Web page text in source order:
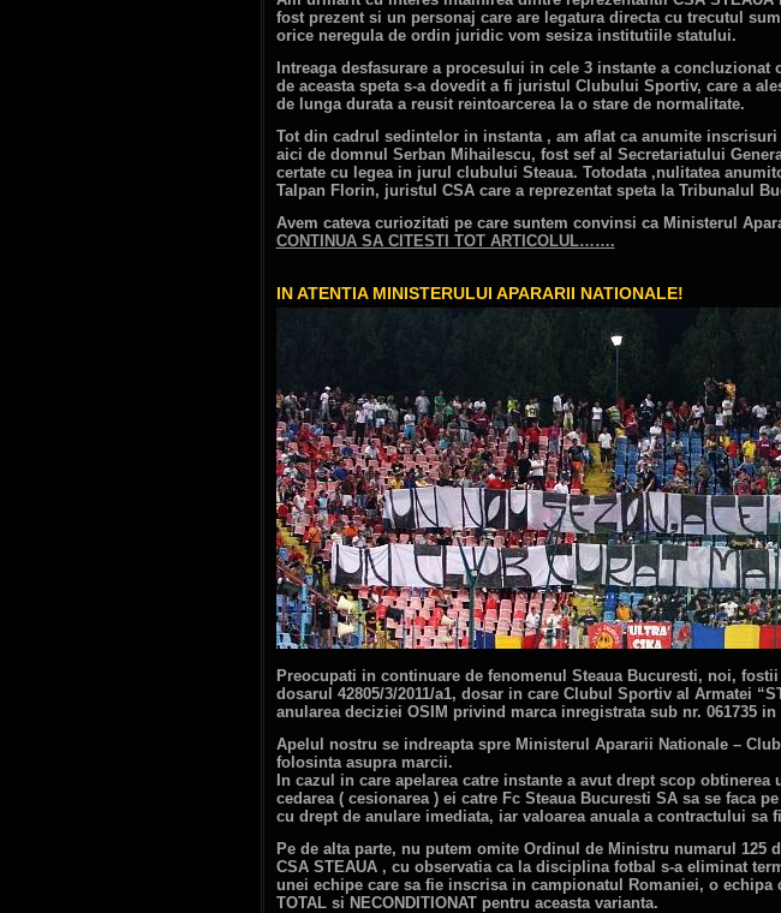
fost prezent si un personaj care are legatura directa cu trecutul
orice neregula de ordin juridic vom sesiza institutiile statului.
Intreaga desfasurare a procesului in cele 3 instante a
de aceasta speta s-a dovedit a fi juristul Clubului Sportiv, care a
de lunga durata a reusit reintoarcerea la o stare de normalitate.
Tot din cadrul sedintelor in instanta , am aflat ca anumite
aici de domnul Serban Mihailescu, fost sef al Secretariatului
certate cu legea in jurul clubului Steaua. Totodata ,nulitatea
Talpan Florin, juristul CSA care a reprezentat speta la Tribunalul
Avem cateva curiozitati pe care suntem convinsi ca Ministerul
CONTINUA SA CITESTI TOT ARTICOLUL…….
IN ATENTIA MINISTERULUI APARARII NATIONALE!
Preocupati in continuare de fenomenul Steaua Bucuresti, noi,
dosarul 42805/3/2011/a1, dosar in care Clubul Sportiv al Armatei
anularea deciziei OSIM privind marca inregistrata sub nr. 061735
Apelul nostru se indreapta spre Ministerul Apararii Nationale –
folosinta asupra marcii.
In cazul in care apelarea catre instante a avut drept scop
cedarea ( cesionarea ) ei catre Fc Steaua Bucuresti SA sa se faca
cu drept de anulare imediata, iar valoarea anuala a contractului
Pe de alta parte, nu putem omite Ordinul de Ministru numarul 125
CSA STEAUA , cu observatia ca la disciplina fotbal s-a eliminat
unei echipe care sa fie inscrisa in campionatul Romaniei, o
TOTAL si NECONDITIONAT pentru aceasta varianta.